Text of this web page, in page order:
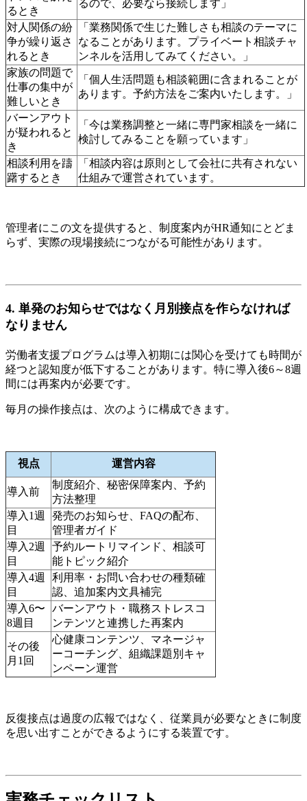
るとき
るので、必要なら接続します」
対人関係の紛
争が繰り返さ
れるとき
「業務関係で生じた難しさも相談のテーマに
なることがあります。プライベート相談チャ
ンネルを活用してみてください。」
家族の問題で
仕事の集中が
難しいとき
「個人生活問題も相談範囲に含まれることが
あります。予約方法をご案内いたします。」
バーンアウト
が疑われると
き
「今は業務調整と一緒に専門家相談を一緒に
検討してみることを願っています」
相談利用を躊
躇するとき
「相談内容は原則として会社に共有されない
仕組みで運営されています。
管理者にこの文を提供すると、制度案内がHR通知にとどま
らず、実際の現場接続につながる可能性があります。
4. 単発のお知らせではなく月別接点を作らなければ
なりません
労働者支援プログラムは導入初期には関心を受けても時間が
経つと認知度が低下することがあります。特に導入後6～8週
間には再案内が必要です。
毎月の操作接点は、次のように構成できます。
視点 運営内容
導入前
制度紹介、秘密保障案内、予約
方法整理
導入1週
目
発売のお知らせ、FAQの配布、
管理者ガイド
導入2週
目
予約ルートリマインド、相談可
能トピック紹介
導入4週
目
利用率・お問い合わせの種類確
認、追加案内文具補完
導入6〜
8週目
バーンアウト・職務ストレスコ
ンテンツと連携した再案内
その後
月1回
心健康コンテンツ、マネージャ
ーコーチング、組織課題別キャ
ンペーン運営
反復接点は過度の広報ではなく、従業員が必要なときに制度
を思い出すことができるようにする装置です。